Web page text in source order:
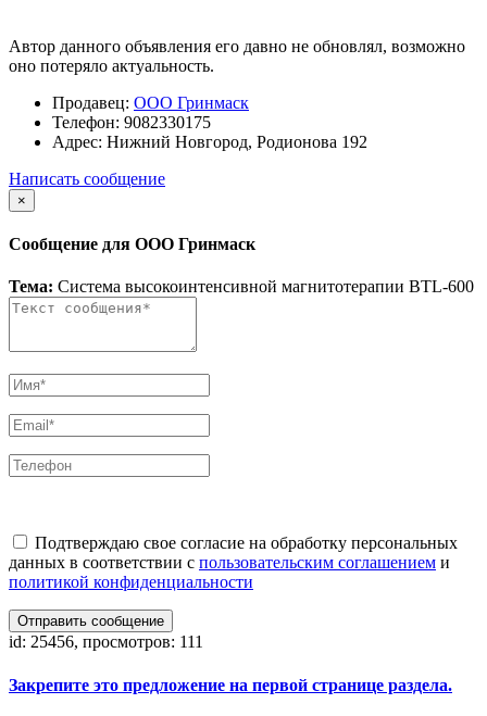
Автор данного объявления его давно не обновлял, возможно
оно потеряло актуальность.
Продавец: ООО Гринмаск
Телефон: 9082330175
Адрес: Нижний Новгород, Родионова 192
Написать сообщение
×
Сообщение для ООО Гринмаск
Тема: Система высокоинтенсивной магнитотерапии BTL-600
Подтверждаю свое согласие на обработку персональных
данных в соответствии с пользовательским соглашением и
политикой конфиденциальности
Отправить сообщение
id: 25456, просмотров: 111
Закрепите это предложение на первой странице раздела.